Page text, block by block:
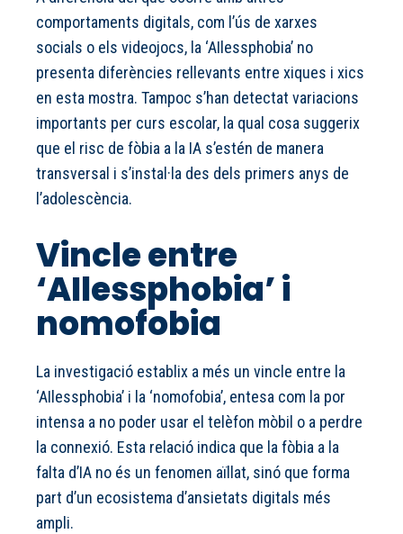
comportaments digitals, com l’ús de xarxes
socials o els videojocs, la ‘AIlessphobia’ no
presenta diferències rellevants entre xiques i xics
en esta mostra. Tampoc s’han detectat variacions
importants per curs escolar, la qual cosa suggerix
que el risc de fòbia a la IA s’estén de manera
transversal i s’instal·la des dels primers anys de
l’adolescència.
Vincle entre
‘AIlessphobia’ i
nomofobia
La investigació establix a més un vincle entre la
‘AIlessphobia’ i la ‘nomofobia’, entesa com la por
intensa a no poder usar el telèfon mòbil o a perdre
la connexió. Esta relació indica que la fòbia a la
falta d’IA no és un fenomen aïllat, sinó que forma
part d’un ecosistema d’ansietats digitals més
ampli.